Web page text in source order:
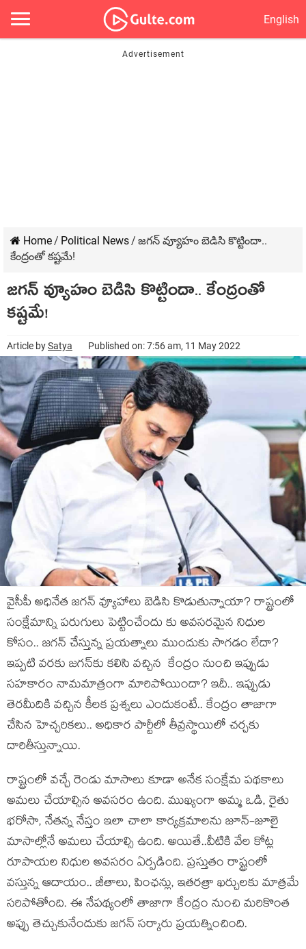
English
Home/ Political News/ జ‌గ‌న్ వ్యూహం బెడిసి కొట్టిందా..
కేంద్రంతో క‌ష్ట‌మే!
జ‌గ‌న్ వ్యూహం బెడిసి కొట్టిందా.. కేంద్రంతో
క‌ష్ట‌మే!
Article bySatya Published on: 7:56 am, 11 May 2022
వైసీపీ అధినేత జ‌గ‌న్ వ్యూహాలు బెడిసి కొడుతున్నాయా? రాష్ట్రంలో
సంక్షేమాన్ని ప‌రుగులు పెట్టించేందు కు అవ‌స‌ర‌మైన నిధుల
కోసం.. జ‌గ‌న్ చేస్తున్న ప్ర‌య‌త్నాలు ముందుకు సాగ‌డం లేదా?
ఇప్ప‌టి వ‌ర‌కు జ‌గ‌న్‌కు క‌లిసి వ‌చ్చిన కేంద్రం నుంచి ఇప్పుడు
స‌హ‌కారం నామ‌మాత్రంగా మారిపోయిందా? ఇదీ.. ఇప్పుడు
తెర‌మీదికి వ‌చ్చిన కీల‌క ప్ర‌శ్న‌లు ఎందుకంటే.. కేంద్రం తాజాగా
చేసిన హెచ్చ‌రిక‌లు.. అధికార పార్టీలో తీవ్ర‌స్థాయిలో చ‌ర్చ‌కు
దారితీస్తున్నాయి.
రాష్ట్రంలో వ‌చ్చే రెండు మాసాలు కూడా అనేక సంక్షేమ ప‌థ‌కాలు
అమ‌లు చేయాల్సిన అవ‌స‌రం ఉంది. ముఖ్యంగా అమ్మ ఒడి, రైతు
భ‌రోసా, నేత‌న్న నేస్తం ఇలా చాలా కార్య‌క్ర‌మాల‌ను జూన్‌-జూలై
మాసాల్లోనే అమ‌లు చేయాల్సి ఉంది. అయితే..వీటికి వేల కోట్ల
రూపాయ‌ల నిధుల అవ‌స‌రం ఏర్ప‌డింది. ప్ర‌స్తుతం రాష్ట్రంలో
వ‌స్తున్న ఆదాయం.. జీతాలు, పింఛ‌న్లు, ఇత‌ర‌త్రా ఖ‌ర్చుల‌కు మాత్ర‌మే
స‌రిపోతోంది. ఈ నేప‌థ్యంలో తాజాగా కేంద్రం నుంచి మ‌రికొంత
అప్పు తెచ్చుకునేందుకు జ‌గ‌న్ స‌ర్కారు ప్ర‌య‌త్నించింది.